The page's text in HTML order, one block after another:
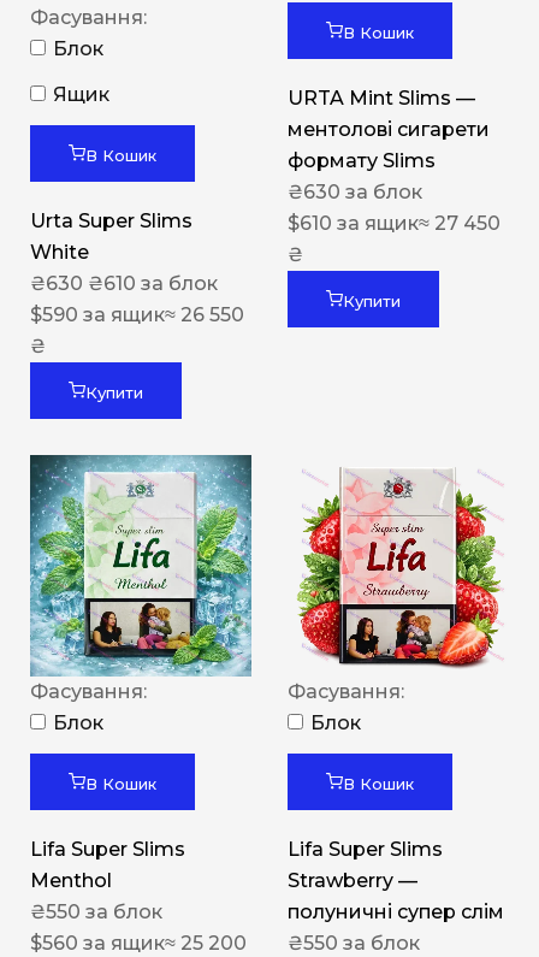
Фасування:
Блок
Ящик
В Кошик
Urta Super Slims
White
₴630 ₴610 за блок
$590 за ящик≈ 26 550
₴
Купити
В Кошик
URTA Mint Slims —
ментолові сигарети
формату Slims
₴630 за блок
$610 за ящик≈ 27 450
₴
Купити
Фасування:
Блок
В Кошик
Lifa Super Slims
Menthol
₴550 за блок
$560 за ящик≈ 25 200
Фасування:
Блок
В Кошик
Lifa Super Slims
Strawberry —
полуничні супер слім
₴550 за блок